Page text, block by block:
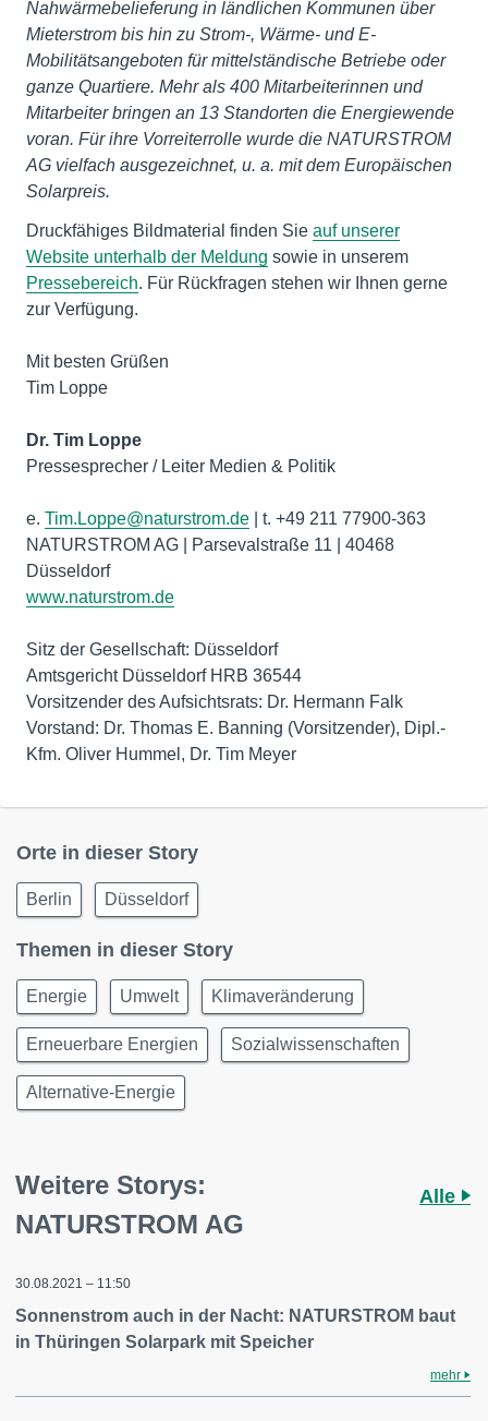
Nahwärmebelieferung in ländlichen Kommunen über
Mieterstrom bis hin zu Strom-, Wärme- und E-
Mobilitätsangeboten für mittelständische Betriebe oder
ganze Quartiere. Mehr als 400 Mitarbeiterinnen und
Mitarbeiter bringen an 13 Standorten die Energiewende
voran. Für ihre Vorreiterrolle wurde die NATURSTROM
AG vielfach ausgezeichnet, u. a. mit dem Europäischen
Solarpreis.
Druckfähiges Bildmaterial finden Sie auf unserer
Website unterhalb der Meldung sowie in unserem
Pressebereich. Für Rückfragen stehen wir Ihnen gerne
zur Verfügung.
Mit besten Grüßen
Tim Loppe
Dr. Tim Loppe
Pressesprecher / Leiter Medien & Politik
e. Tim.Loppe@naturstrom.de | t. +49 211 77900-363
NATURSTROM AG | Parsevalstraße 11 | 40468
www.naturstrom.de
Sitz der Gesellschaft: Düsseldorf
Amtsgericht Düsseldorf HRB 36544
Vorsitzender des Aufsichtsrats: Dr. Hermann Falk
Vorstand: Dr. Thomas E. Banning (Vorsitzender), Dipl.-
Kfm. Oliver Hummel, Dr. Tim Meyer
Orte in dieser Story
Berlin Düsseldorf
Themen in dieser Story
Energie Umwelt Klimaveränderung
Erneuerbare Energien Sozialwissenschaften
Alternative-Energie
Weitere Storys:
NATURSTROM AG
Alle
30.08.2021 – 11:50
Sonnenstrom auch in der Nacht: NATURSTROM baut
in Thüringen Solarpark mit Speicher
mehr